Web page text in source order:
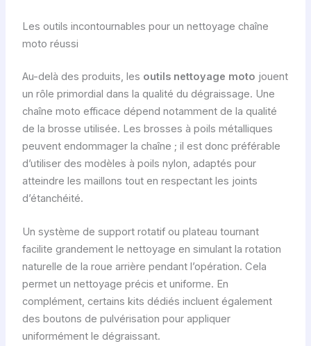
Les outils incontournables pour un nettoyage chaîne
moto réussi
Au-delà des produits, les outils nettoyage moto jouent
un rôle primordial dans la qualité du dégraissage. Une
chaîne moto efficace dépend notamment de la qualité
de la brosse utilisée. Les brosses à poils métalliques
peuvent endommager la chaîne ; il est donc préférable
d’utiliser des modèles à poils nylon, adaptés pour
atteindre les maillons tout en respectant les joints
d’étanchéité.
Un système de support rotatif ou plateau tournant
facilite grandement le nettoyage en simulant la rotation
naturelle de la roue arrière pendant l’opération. Cela
permet un nettoyage précis et uniforme. En
complément, certains kits dédiés incluent également
des boutons de pulvérisation pour appliquer
uniformément le dégraissant.